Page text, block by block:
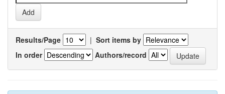
Results/Page | Sort items by
In order
Authors/record